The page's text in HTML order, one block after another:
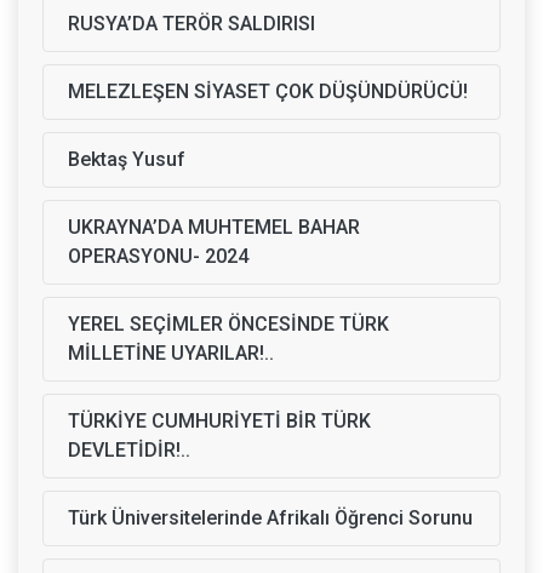
RUSYA’DA TERÖR SALDIRISI
MELEZLEŞEN SİYASET ÇOK DÜŞÜNDÜRÜCÜ!
Bektaş Yusuf
UKRAYNA’DA MUHTEMEL BAHAR
OPERASYONU- 2024
YEREL SEÇİMLER ÖNCESİNDE TÜRK
MİLLETİNE UYARILAR!..
TÜRKİYE CUMHURİYETİ BİR TÜRK
DEVLETİDİR!..
Türk Üniversitelerinde Afrikalı Öğrenci Sorunu